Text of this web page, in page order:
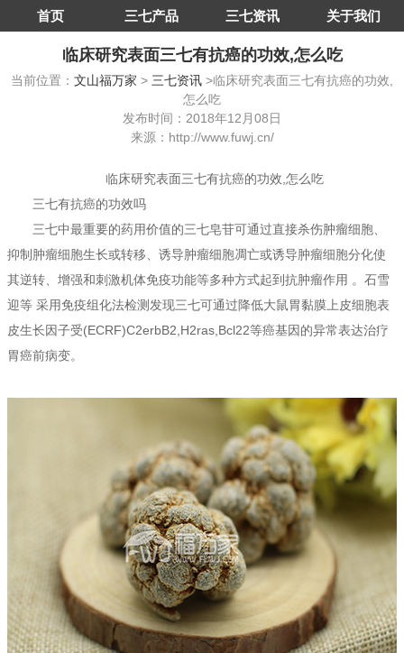
首页 三七产品 三七资讯 关于我们
临床研究表面三七有抗癌的功效,怎么吃
当前位置： 文山福万家 > 三七资讯 >临床研究表面三七有抗癌的功效,
怎么吃
发布时间：2018年12月08日
来源：http://www.fuwj.cn/
临床研究表面三七有抗癌的功效,怎么吃
三七有抗癌的功效吗
三七中最重要的药用价值的三七皂苷可通过直接杀伤肿瘤细胞、
抑制肿瘤细胞生长或转移、诱导肿瘤细胞凋亡或诱导肿瘤细胞分化使
其逆转、增强和刺激机体免疫功能等多种方式起到抗肿瘤作用 。石雪
迎等 采用免疫组化法检测发现三七可通过降低大鼠胃黏膜上皮细胞表
皮生长因子受(ECRF)C2erbB2,H2ras,Bcl22等癌基因的异常表达治疗
胃癌前病变。